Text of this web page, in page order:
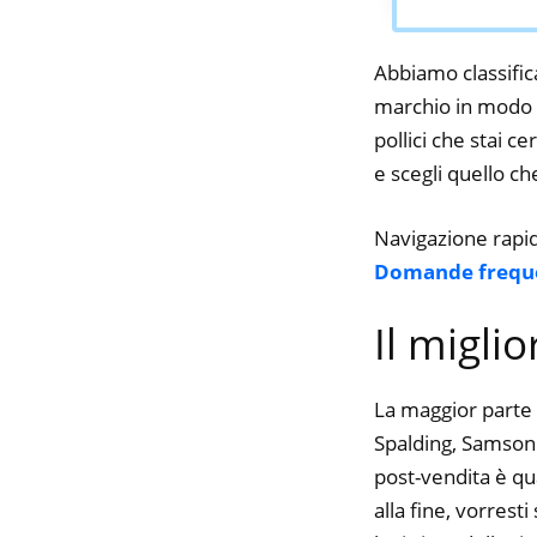
Abbiamo
marchio in
pollici che stai
e scegli quello
Navigazione
Domande
Il
La maggior
Spalding,
post-vendita è
alla fine, vorresti